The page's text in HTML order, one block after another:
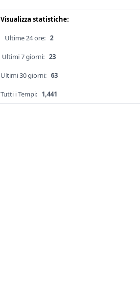
Visualizza statistiche:
Ultime 24 ore: 2
Ultimi 7 giorni: 23
Ultimi 30 giorni: 63
Tutti i Tempi: 1,441